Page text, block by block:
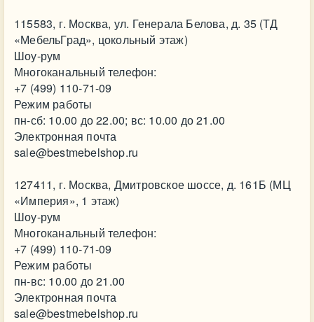
115583, г. Москва, ул. Генерала Белова, д. 35 (ТД
«МебельГрад», цокольный этаж)
Шоу-рум
Многоканальный телефон:
+7 (499) 110-71-09
Режим работы
пн-сб: 10.00 до 22.00; вс: 10.00 до 21.00
Электронная почта
sale@bestmebelshop.ru
127411, г. Москва, Дмитровское шоссе, д. 161Б (МЦ
«Империя», 1 этаж)
Шоу-рум
Многоканальный телефон:
+7 (499) 110-71-09
Режим работы
пн-вс: 10.00 до 21.00
Электронная почта
sale@bestmebelshop.ru